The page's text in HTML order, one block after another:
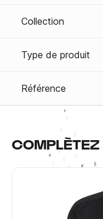
Collection
Type de produit
Référence
COMPLÈTEZ